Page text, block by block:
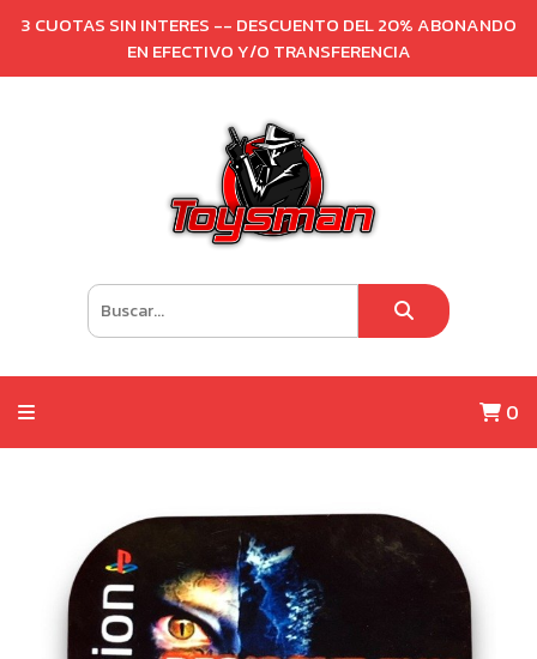
3 CUOTAS SIN INTERES -- DESCUENTO DEL 20% ABONANDO
EN EFECTIVO Y/O TRANSFERENCIA
0